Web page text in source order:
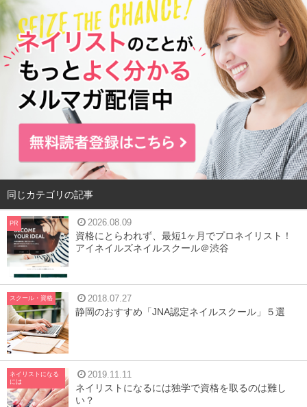
同じカテゴリの記事
PR 2026.08.09
資格にとらわれず、最短1ヶ月でプロネイリスト！
アイネイルズネイルスクール＠渋谷
スクール・資格 2018.07.27
静岡のおすすめ「JNA認定ネイルスクール」５選
ネイリストになる
には
2019.11.11
ネイリストになるには独学で資格を取るのは難し
い？